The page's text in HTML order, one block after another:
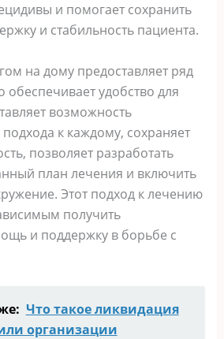
и помогает сохранить
и стабильность пациента.
на дому предоставляет ряд
удобство для
возможность
к каждому, сохраняет
позволяет разработать
план лечения и включить
Этот подход к лечению
получить
и поддержку в борьбе с
Что такое ликвидация
организации